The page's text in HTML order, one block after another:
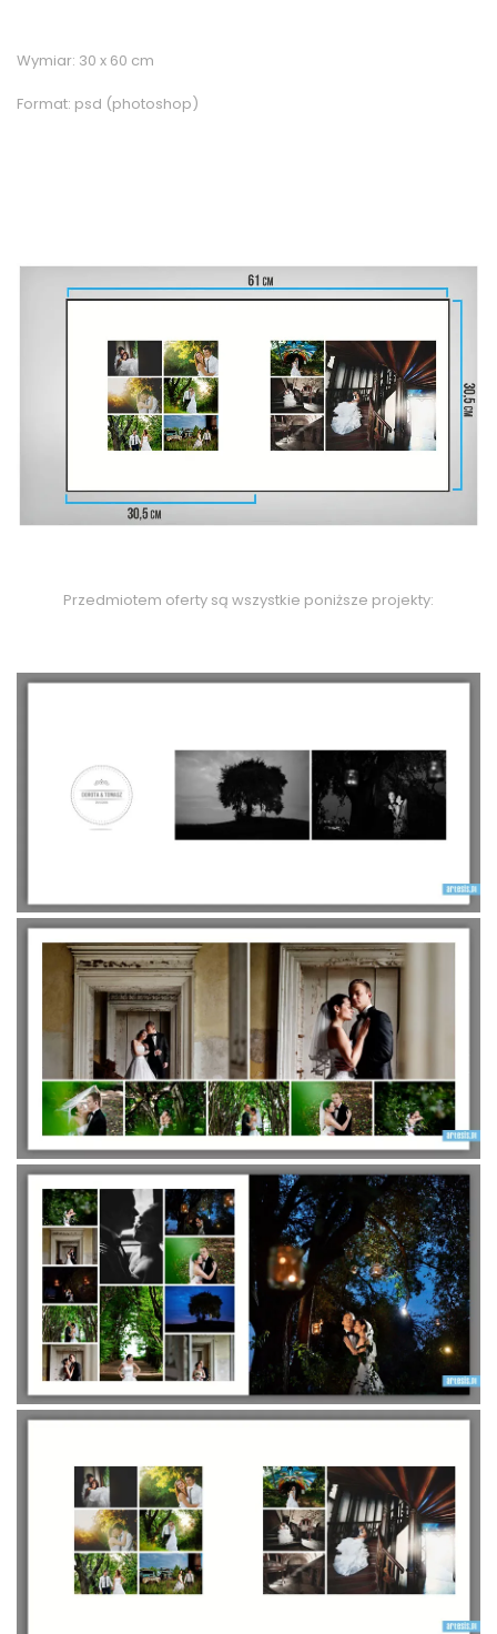
Wymiar: 30 x 60 cm
Format: psd (photoshop)
Przedmiotem oferty są wszystkie poniższe projekty: